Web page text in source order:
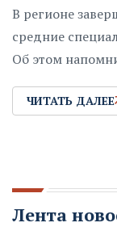
В регионе
средние
Об этом
ЧИТАТЬ ДАЛЕЕ
Лента